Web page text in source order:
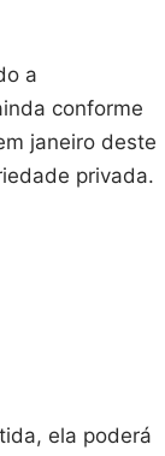
a
conforme
janeiro deste
privada.
ela poderá